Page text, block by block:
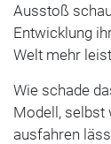
Ausstoß
Entwicklung
Welt mehr
Wie schade
Modell, selbst
ausfahren